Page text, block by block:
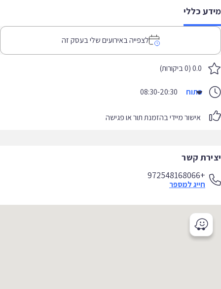
מידע כללי
לצפייה באירועים שלי בעסק זה
0.0 (0 ביקורות)
פתוח 08:30-20:30
אישור מיידי בהזמנת תור או פגישה
יצירת קשר
+972548168066
חייג למספר